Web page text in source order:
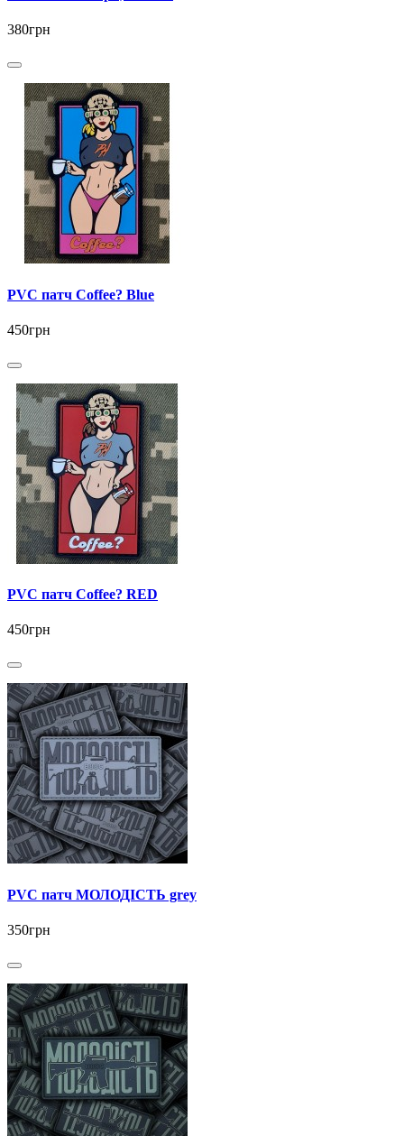
380грн
PVC патч Coffee? Blue
450грн
PVC патч Coffee? RED
450грн
PVC патч МОЛОДІСТЬ grey
350грн